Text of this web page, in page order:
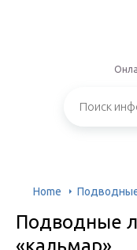
Home
Подводные
«кальмар»